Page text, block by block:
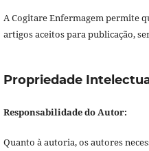
A Cogitare Enfermagem permite
artigos aceitos para publicação,
Propriedade
Responsabilidade do Autor:
Quanto à autoria, os autores